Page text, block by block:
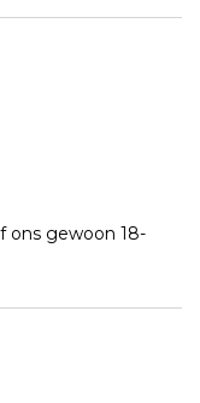
ons gewoon 18-